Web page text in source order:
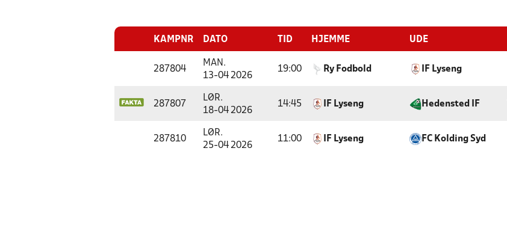
KAMPNR DATO TID HJEMME UDE
287804
MAN.
13-04 2026
19:00 Ry Fodbold IF Lyseng
287807
LØR.
18-04 2026
14:45 IF Lyseng Hedensted IF
287810
LØR.
25-04 2026
11:00 IF Lyseng FC Kolding Syd